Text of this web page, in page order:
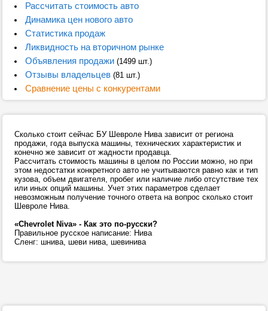
Рассчитать стоимость авто
Динамика цен нового авто
Статистика продаж
Ликвидность на вторичном рынке
Объявления продажи(1499 шт.)
Отзывы владельцев(81 шт.)
Сравнение цены с конкурентами
Сколько стоит сейчас БУ Шевроле Нива зависит от региона
продажи, года выпуска машины, технических характеристик и
конечно же зависит от жадности продавца.
Рассчитать стоимость машины в целом по России можно, но при
этом недостатки конкретного авто не учитываются равно как и тип
кузова, объем двигателя, пробег или наличие либо отсутствие тех
или иных опций машины. Учет этих параметров сделает
невозможным получение точного ответа на вопрос сколько стоит
Шевроле Нива.
«Chevrolet Niva» - Как это по-русски?
Правильное русское написание: Нива
Сленг: шнива, шеви нива, шевинива